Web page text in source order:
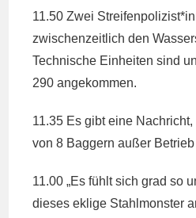
11.50 Zwei
zwischenzeitlich den
Technische Einheiten sind
290 angekommen.
11.35 Es gibt eine
von 8 Baggern außer
11.00 „Es fühlt sich grad so
dieses eklige Stahlmonster